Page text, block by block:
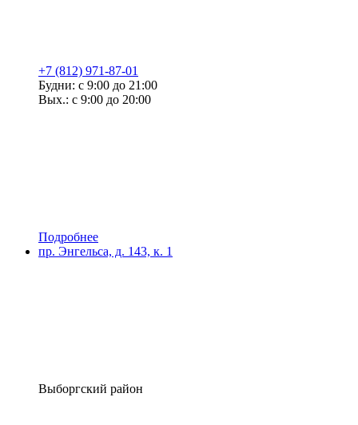
+7 (812) 971-87-01
Будни: с 9:00 до 21:00
Вых.: с 9:00 до 20:00
Подробнее
пр. Энгельса, д. 143, к. 1
Выборгский район